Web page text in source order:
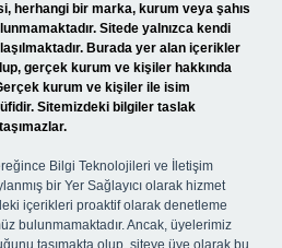
herhangi bir marka, kurum veya şahıs
Sitede yalnızca kendi
Burada yer alan içerikler
gerçek kurum ve kişiler hakkında
kurum ve kişiler ile isim
Sitemizdeki bilgiler taslak
Bilgi Teknolojileri ve İletişim
bir Yer Sağlayıcı olarak hizmet
içerikleri proaktif olarak denetleme
bulunmamaktadır. Ancak, üyelerimiz
taşımakta olup, siteye üye olarak bu